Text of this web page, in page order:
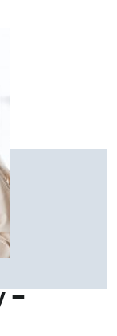
–